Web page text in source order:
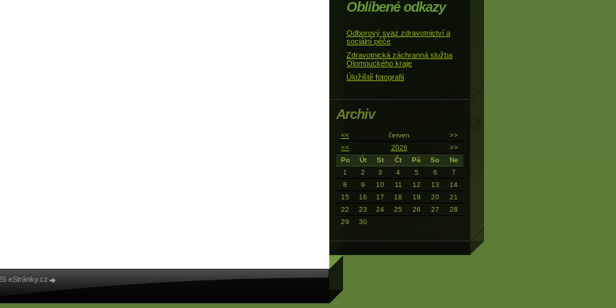
Oblíbené odkazy
Odborový svaz zdravotnictví a
sociální péče
Zdravotnická záchranná služba
Olomouckého kraje
Úložiště fotografií
Archiv
<< červen
>>
<<
2026
>>
Po
Út St Čt Pá So
Ne
1
2 3 4 5 6
7
8
9 10 11 12 13
14
15
16 17 18 19 20
21
22
23 24 25 26 27
28
29
30
eStránky.cz